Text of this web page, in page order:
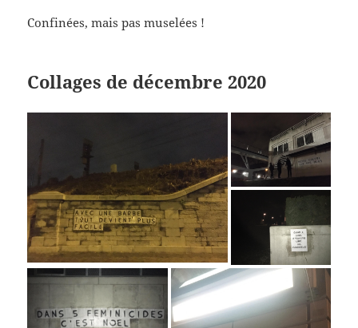
Confinées, mais pas muselées !
Collages de décembre 2020